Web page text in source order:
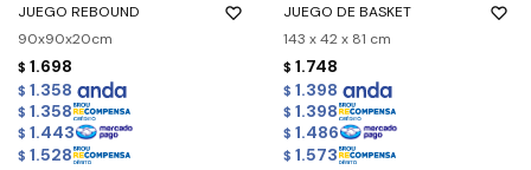
JUEGO REBOUND
90x90x20cm
$ 1.698
$ 1.358
$ 1.358
$ 1.443
$ 1.528
JUEGO DE BASKET
143 x 42 x 81 cm
$ 1.748
$ 1.398
$ 1.398
$ 1.486
$ 1.573